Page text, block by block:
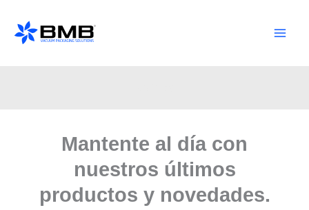
contenido
Mantente al día con
nuestros últimos
productos y novedades.